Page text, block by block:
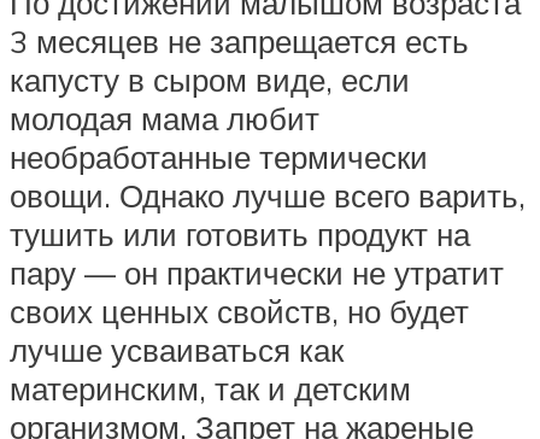
3 месяцев не запрещается есть
капусту в сыром виде, если
молодая мама любит
необработанные термически
овощи. Однако лучше всего варить,
тушить или готовить продукт на
пару — он практически не утратит
своих ценных свойств, но будет
лучше усваиваться как
материнским, так и детским
организмом. Запрет на жареные